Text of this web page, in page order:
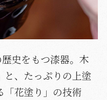
史をもつ漆器。木
と、たっぷりの上塗
「花塗り」の技術